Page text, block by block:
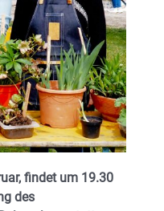
findet um 19.30
des